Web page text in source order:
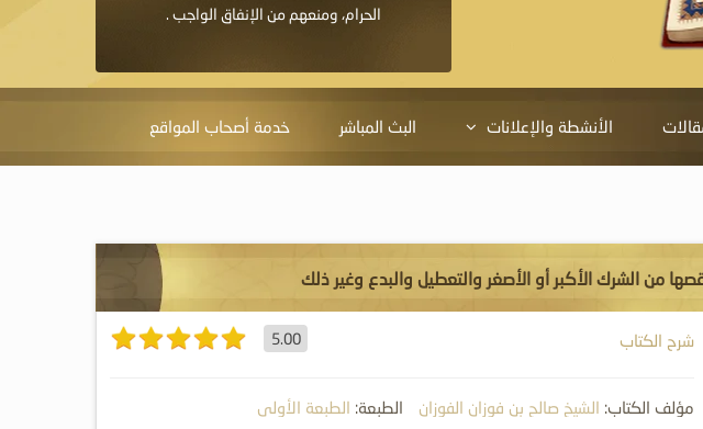
الحرام، ومنعهم من الإنفاق الواجب .
الأنشطة والإعلانات البث المباشر خدمة أصحاب المواقع
من الشرك الأكبر أو الأصغر والتعطيل والبدع وغير ذلك
شرح الكتاب 5.00
مؤلف الكتاب: الشيخ صالح بن فوزان الفوزان الطبعة: الطبعة الأولى